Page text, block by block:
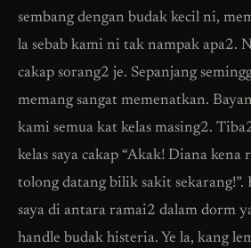
sembang dengan budak kecil ni,
la sebab kami ni tak nampak apa2.
cakap sorang2 je. Sepanjang
memang sangat memenatkan.
kami semua kat kelas masing2.
kelas saya cakap “Akak! Diana kena
tolong datang bilik sakit sekarang!”.
saya di antara ramai2 dalam dorm
handle budak histeria. Ye la, kang